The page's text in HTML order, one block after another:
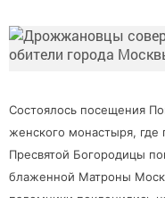
Состоялось посещения
женского монастыря,
Пресвятой Богородицы
блаженной Матроны